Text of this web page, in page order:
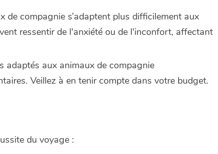
de compagnie s’adaptent plus difficilement aux
ressentir de l'anxiété ou de l'inconfort, affectant
adaptés aux animaux de compagnie
Veillez à en tenir compte dans votre budget.
du voyage :